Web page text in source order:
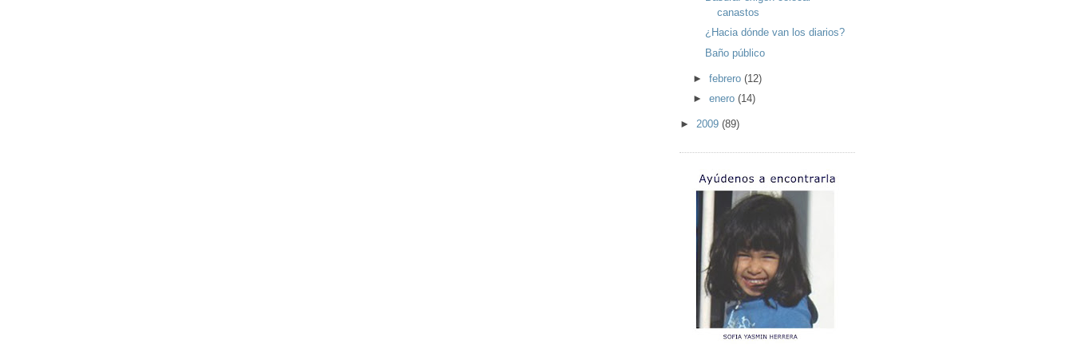
canastos
¿Hacia dónde van los diarios?
Baño público
► febrero (12)
► enero (14)
► 2009 (89)